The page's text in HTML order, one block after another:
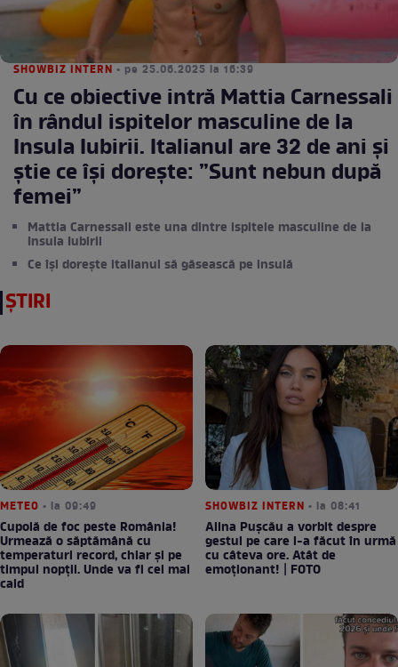
SHOWBIZ INTERN • pe 25.06.2025 la 16:39
Cu ce obiective intră Mattia Carnessali
în rândul ispitelor masculine de la
Insula Iubirii. Italianul are 32 de ani și
știe ce își dorește: ”Sunt nebun după
femei”
Mattia Carnessali este una dintre ispitele masculine de la
Insula Iubirii
Ce își dorește italianul să găsească pe insulă
ȘTIRI
METEO • la 09:49
Cupolă de foc peste România!
Urmează o săptămână cu
temperaturi record, chiar și pe
timpul nopții. Unde va fi cel mai
cald
SHOWBIZ INTERN • la 08:41
Alina Pușcău a vorbit despre
gestul pe care l-a făcut în urmă
cu câteva ore. Atât de
emoționant! | FOTO